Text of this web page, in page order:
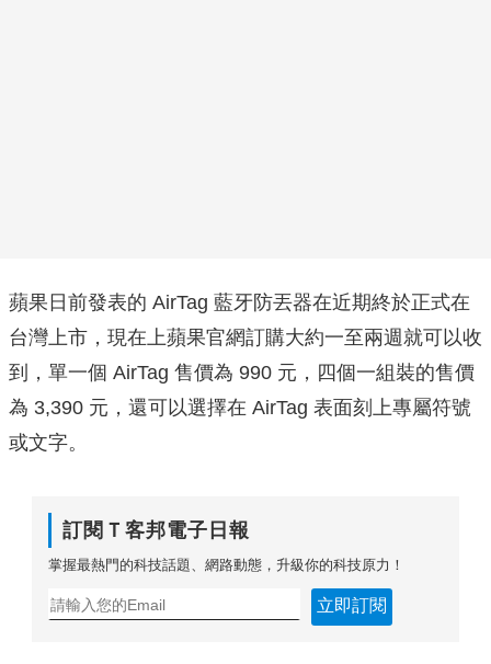
蘋果日前發表的 AirTag 藍牙防丟器在近期終於正式在
台灣上市，現在上蘋果官網訂購大約一至兩週就可以收
到，單一個 AirTag 售價為 990 元，四個一組裝的售價
為 3,390 元，還可以選擇在 AirTag 表面刻上專屬符號
或文字。
訂閱Ｔ客邦電子日報
掌握最熱門的科技話題、網路動態，升級你的科技原力！
立即訂閱